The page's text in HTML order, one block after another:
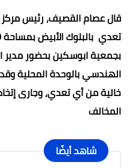
قال عصام القصيف، رئيس مركز
بجمعية ابوسكين بحضور مدير
الهندسي بالوحدة المحلية وقد
خالية من أي تعدي، وجارى إتخاذ
المخالف
شاهد أيضًا